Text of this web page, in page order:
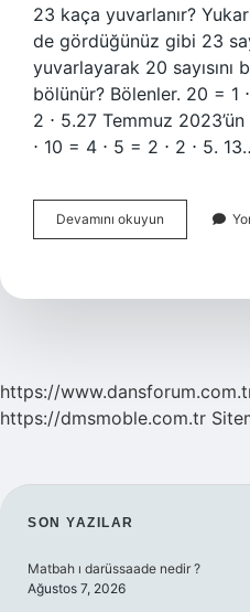
23 kaça yuvarlanır?
de gördüğünüz gibi 23
yuvarlayarak 20 sayısını
bölünür? Bölenler. 20 = 1
2 ⋅ 5.27 Temmuz
⋅ 10 = 4 ⋅ 5 = 2 ⋅ 2 ⋅ 5.
Devamını okuyun
Kaça
https://
https://dmsmoble.com.tr
SIDEBAR
SON YAZILAR
Matbah ı darüssaade nedir ?
Ağustos 7, 2026